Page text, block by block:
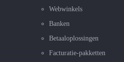
Webwinkels
Banken
Betaaloplossingen
Facturatie-pakketten